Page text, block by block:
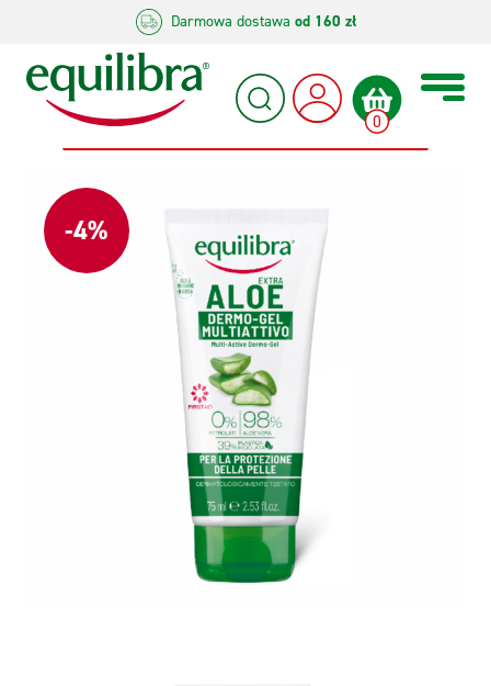
Darmowa dostawa od 160 zł
0
-4%